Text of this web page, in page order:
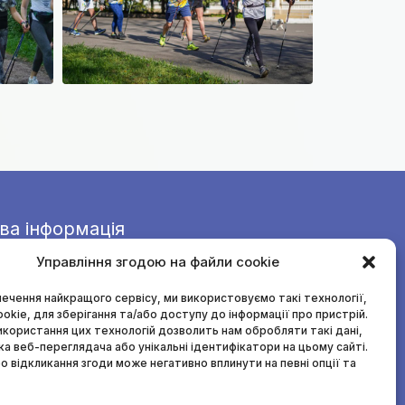
Управління згодою на файли cookie
найкращого сервісу, ми використовуємо такі технології,
для зберігання та/або доступу до інформації про пристрій.
цих технологій дозволить нам обробляти такі дані,
веб-переглядача або унікальні ідентифікатори на цьому сайті.
відкликання згоди може негативно вплинути на певні опції та
інформація
ви можете звернутися до нас
адресуagency@sportforall.gov.ua.
корупції